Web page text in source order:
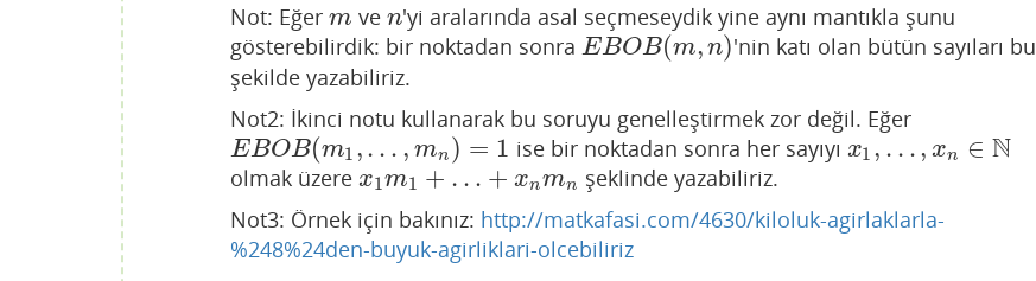
Not: Eğer m
m ven
n'yi aralarında asal seçmeseydik yine aynı mantıkla şunu
gösterebilirdik: bir noktadan sonra EBOB(m, n)
EBOB(m,n)
'nin katı olan bütün sayıları bu
şekilde yazabiliriz.
Not2: İkinci notu kullanarak bu soruyu genelleştirmek zor değil. Eğer
EBOB(m1 ,… , mn ) = 1
EBOB(m1,…, mn = 1 ise bir noktadan sonra her sayıyı x1 , …, xn ∈ N
x1 …, x n ∈N
olmak üzere x1m1 + … + xnmn
x1m1+ …+x nmn
şeklinde yazabiliriz.
Not3: Örnek için bakınız: http://matkafasi.com/4630/kiloluk-agirlaklarla-
%248%24den-buyuk-agirliklari-olcebiliriz